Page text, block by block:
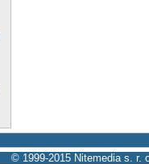
© 1999-2015 Nitemedia s. r.